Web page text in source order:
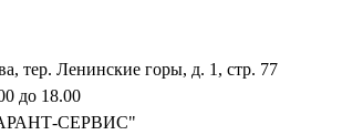
тер. Ленинские горы, д. 1, стр. 77
до 18.00
СЕРВИС"